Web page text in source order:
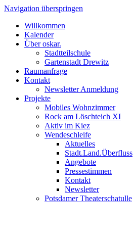
Navigation überspringen
Willkommen
Kalender
Über oskar.
Stadtteilschule
Gartenstadt Drewitz
Raumanfrage
Kontakt
Newsletter Anmeldung
Projekte
Mobiles Wohnzimmer
Rock am Löschteich XI
Aktiv im Kiez
Wendeschleife
Aktuelles
Stadt.Land.Überfluss
Angebote
Pressestimmen
Kontakt
Newsletter
Potsdamer Theaterschatulle